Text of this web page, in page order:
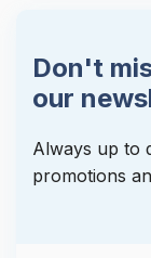
Don't
our
Always up to
promotions